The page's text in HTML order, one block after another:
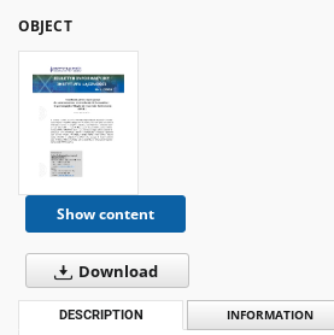
OBJECT
Show content
Download
DESCRIPTION INFORMATION